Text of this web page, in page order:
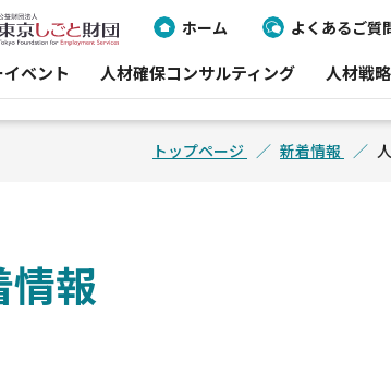
ホーム よくあるご質
ベント 人材確保コンサルティング 人材戦
トップページ 新着情報
情報